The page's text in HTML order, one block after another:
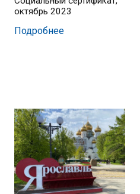
октябрь 2023
Подробнее